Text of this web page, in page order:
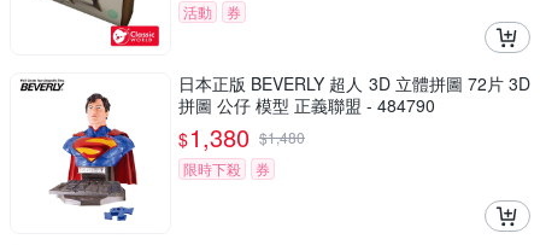
活動 券
日本正版 BEVERLY 超人 3D 立體拼圖 72片 3D
拼圖 公仔 模型 正義聯盟 - 484790
$1,380 $1,480
限時下殺
券